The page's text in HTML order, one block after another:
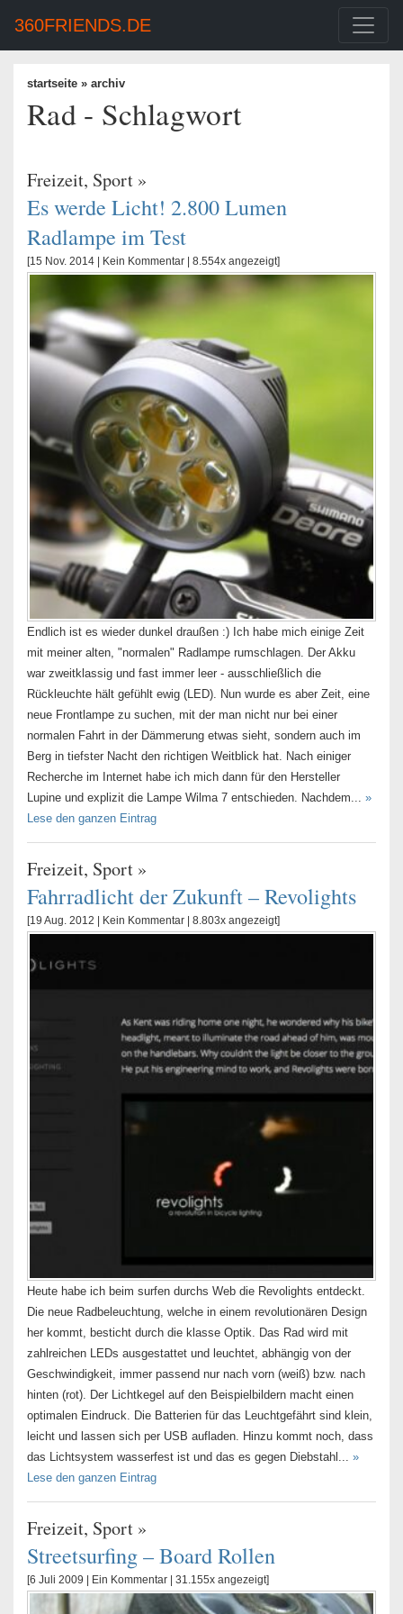
360FRIENDS.DE
startseite » archiv
Rad - Schlagwort
Freizeit, Sport »
Es werde Licht! 2.800 Lumen
Radlampe im Test
[15 Nov. 2014 | Kein Kommentar | 8.554x angezeigt]
Endlich ist es wieder dunkel draußen :) Ich habe mich einige Zeit
mit meiner alten, "normalen" Radlampe rumschlagen. Der Akku
war zweitklassig und fast immer leer - ausschließlich die
Rückleuchte hält gefühlt ewig (LED). Nun wurde es aber Zeit, eine
neue Frontlampe zu suchen, mit der man nicht nur bei einer
normalen Fahrt in der Dämmerung etwas sieht, sondern auch im
Berg in tiefster Nacht den richtigen Weitblick hat. Nach einiger
Recherche im Internet habe ich mich dann für den Hersteller
Lupine und explizit die Lampe Wilma 7 entschieden. Nachdem... »
Lese den ganzen Eintrag
Freizeit, Sport »
Fahrradlicht der Zukunft – Revolights
[19 Aug. 2012 | Kein Kommentar | 8.803x angezeigt]
Heute habe ich beim surfen durchs Web die Revolights entdeckt.
Die neue Radbeleuchtung, welche in einem revolutionären Design
her kommt, besticht durch die klasse Optik. Das Rad wird mit
zahlreichen LEDs ausgestattet und leuchtet, abhängig von der
Geschwindigkeit, immer passend nur nach vorn (weiß) bzw. nach
hinten (rot). Der Lichtkegel auf den Beispielbildern macht einen
optimalen Eindruck. Die Batterien für das Leuchtgefährt sind klein,
leicht und lassen sich per USB aufladen. Hinzu kommt noch, dass
das Lichtsystem wasserfest ist und das es gegen Diebstahl... »
Lese den ganzen Eintrag
Freizeit, Sport »
Streetsurfing – Board Rollen
[6 Juli 2009 | Ein Kommentar | 31.155x angezeigt]